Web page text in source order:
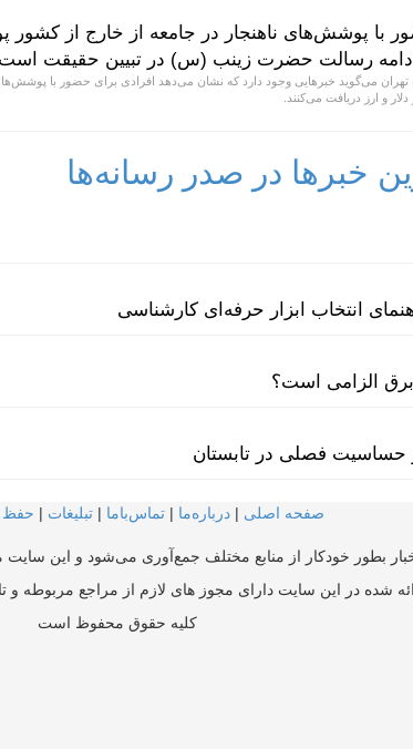
با پوشش‌های ناهنجار در جامعه از خارج از کشور
ادامه رسالت حضرت زینب (س) در تبیین حقیقت است
می‌گوید خبر‌هایی وجود دارد که نشان می‌دهد افرادی برای حضور با پوشش‌های
و ارز دریافت می‌کنند.
خبرها در صدر رسانه‌ها
انتخاب ابزار حرفه‌ای کارشناسی
برق الزامی است؟
حساسیت فصلی در تابستان
صفحه اصلی | درباره‌ما | تماس‌با‌ما | تبلیغات |
بطور خودکار از منابع مختلف جمع‌آوری می‌شود و این سایت
شده در این سایت دارای مجوز های لازم از مراجع مربوطه و
کلیه حقوق محفوظ است